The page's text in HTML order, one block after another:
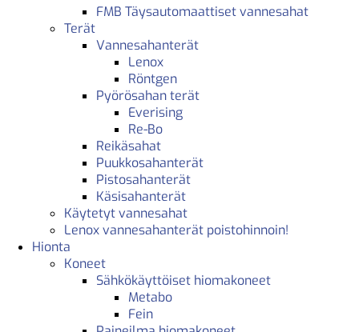
FMB Täysautomaattiset vannesahat
Terät
Vannesahanterät
Lenox
Röntgen
Pyörösahan terät
Everising
Re-Bo
Reikäsahat
Puukkosahanterät
Pistosahanterät
Käsisahanterät
Käytetyt vannesahat
Lenox vannesahanterät poistohinnoin!
Hionta
Koneet
Sähkökäyttöiset hiomakoneet
Metabo
Fein